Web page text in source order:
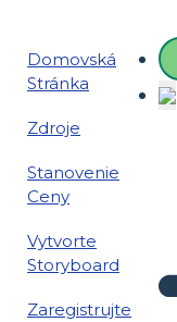
Domovská
Stránka
Zdroje
Stanovenie
Ceny
Vytvorte
Storyboard
Zaregistrujte